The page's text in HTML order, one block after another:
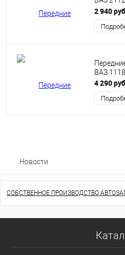
2 940
ВАЗ
4 290
Новости
СОБСТВЕННОЕ ПРОИЗВОДСТВО